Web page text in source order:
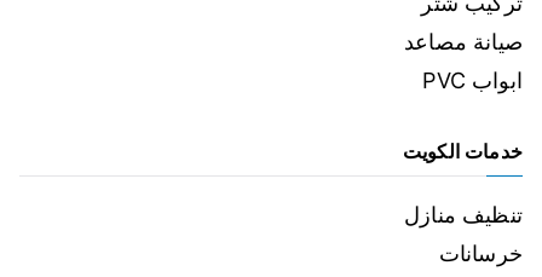
صيانة مصاعد
ابواب PVC
خدمات الكويت
تنظيف منازل
خرسانات